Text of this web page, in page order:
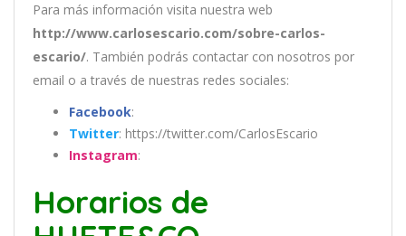
Para más información visita nuestra web
http://www.carlosescario.com/sobre-carlos-
escario/. También podrás contactar con nosotros por
email o a través de nuestras redes sociales:
Facebook:
Twitter: https://twitter.com/CarlosEscario
Instagram:
Horarios de